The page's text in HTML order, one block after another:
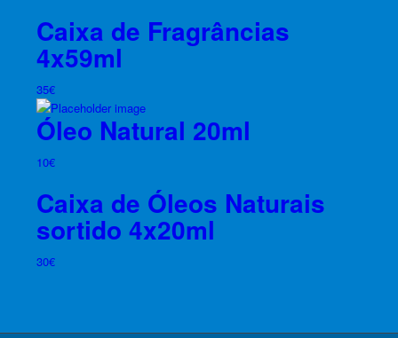
Caixa de Fragrâncias
4x59ml
35€
Óleo Natural 20ml
10€
Caixa de Óleos Naturais
sortido 4x20ml
30€